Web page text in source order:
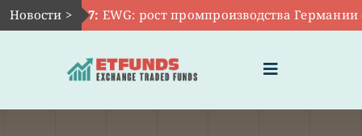
Skip
to
Новости >
Авг 7: EWG: рост промпроизводства Германии
Toggle
Navigation